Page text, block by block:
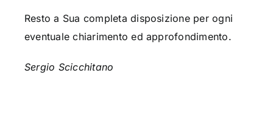
Resto a Sua completa disposizione per ogni
eventuale chiarimento ed approfondimento.
Sergio Scicchitano